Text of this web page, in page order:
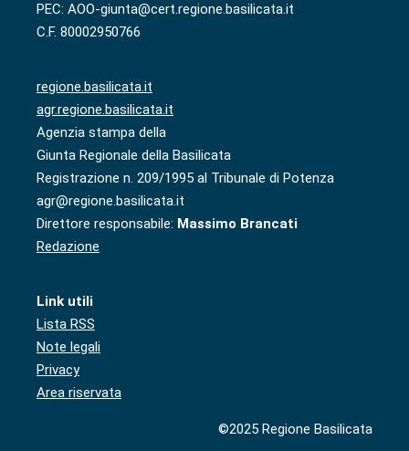
PEC: AOO-giunta@cert.regione.basilicata.it
C.F. 80002950766
regione.basilicata.it
agr.regione.basilicata.it
Agenzia stampa della
Giunta Regionale della Basilicata
Registrazione n. 209/1995 al Tribunale di Potenza
agr@regione.basilicata.it
Direttore responsabile: Massimo Brancati
Redazione
Link utili
Lista RSS
Note legali
Privacy
Area riservata
©2025 Regione Basilicata